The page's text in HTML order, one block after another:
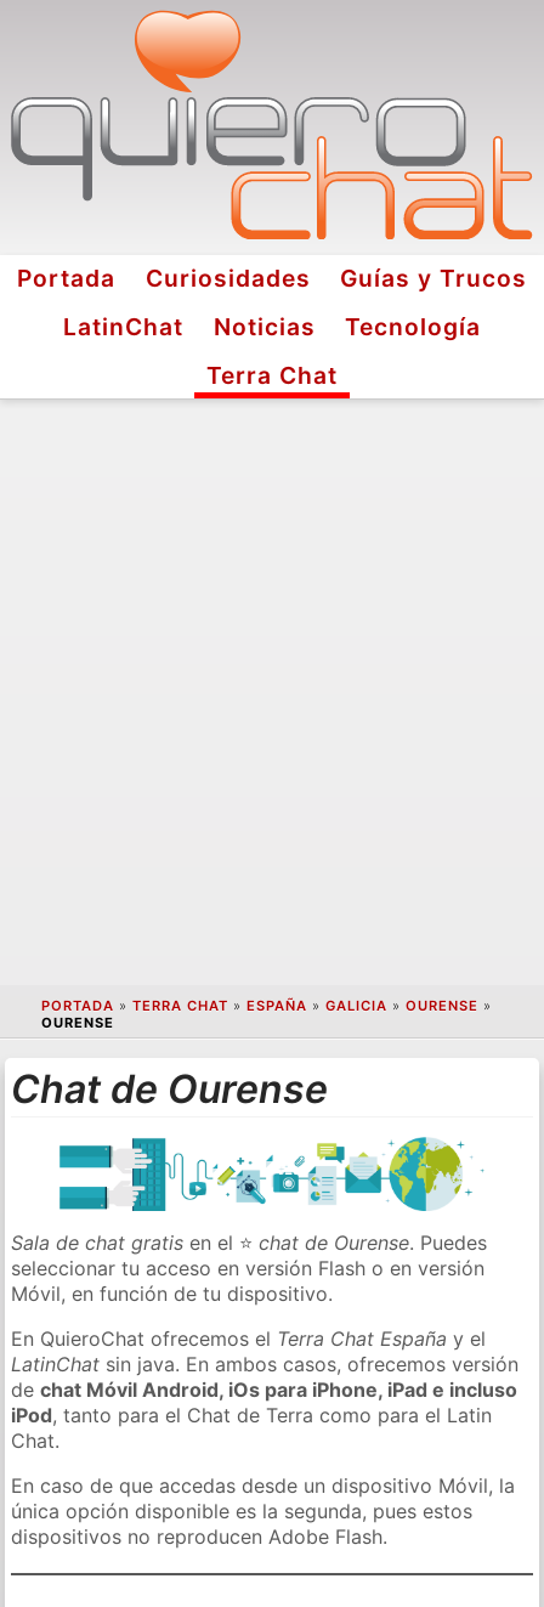
Portada Curiosidades
Guías y Trucos
LatinChat
Noticias
Tecnología
Terra Chat
PORTADA » TERRA CHAT » ESPAÑA » GALICIA » OURENSE »
OURENSE
Chat de Ourense
Sala de chat gratis en el ⭐chat de Ourense. Puedes
seleccionar tu acceso en versión Flash o en versión
Móvil, en función de tu dispositivo.
En QuieroChat ofrecemos el Terra Chat España y el
LatinChat sin java. En ambos casos, ofrecemos versión
dechat Móvil Android, iOs para iPhone, iPad e incluso
iPod, tanto para el Chat de Terra como para el Latin
Chat.
En caso de que accedas desde un dispositivo Móvil, la
única opción disponible es la segunda, pues estos
dispositivos no reproducen Adobe Flash.